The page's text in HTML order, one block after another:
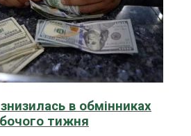
в обмінниках
тижня